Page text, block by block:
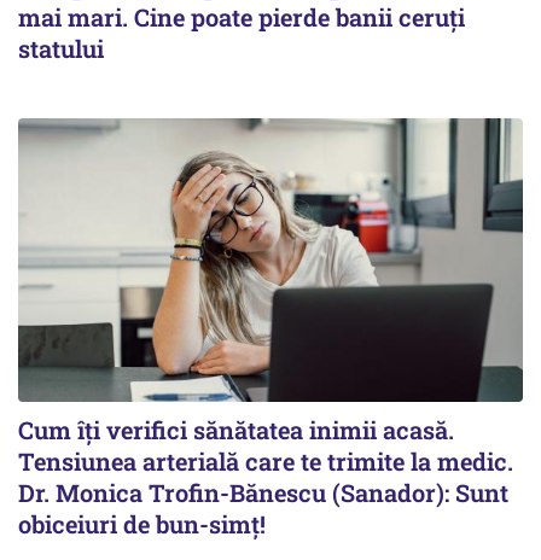
mai mari. Cine poate pierde banii ceruți
statului
Cum îți verifici sănătatea inimii acasă.
Tensiunea arterială care te trimite la medic.
Dr. Monica Trofin-Bănescu (Sanador): Sunt
obiceiuri de bun-simț!